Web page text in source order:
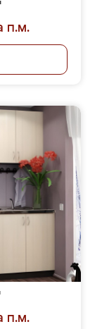
п.м.
п.м.